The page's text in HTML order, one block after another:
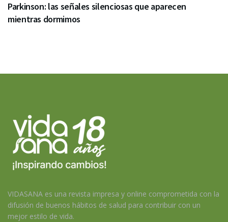
Parkinson: las señales silenciosas que aparecen
mientras dormimos
VIDASANA es una revista impresa y online comprometida con la
difusión de buenos hábitos de salud para contribuir con un
mejor estilo de vida.